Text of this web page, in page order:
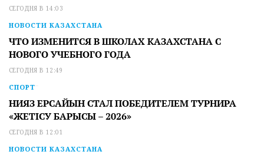
СЕГОДНЯ В 14:03
НОВОСТИ КАЗАХСТАНА
ЧТО ИЗМЕНИТСЯ В ШКОЛАХ КАЗАХСТАНА С
НОВОГО УЧЕБНОГО ГОДА
СЕГОДНЯ В 12:49
СПОРТ
НИЯЗ ЕРСАЙЫН СТАЛ ПОБЕДИТЕЛЕМ ТУРНИРА
«ЖЕТІСУ БАРЫСЫ – 2026»
СЕГОДНЯ В 12:01
НОВОСТИ КАЗАХСТАНА